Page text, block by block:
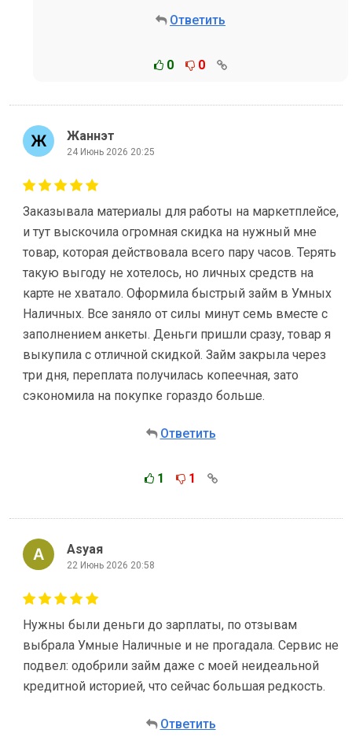
Ответить
0 0
Жаннэт
24 Июнь 2026 20:25
Заказывала материалы для работы на маркетплейсе,
и тут выскочила огромная скидка на нужный мне
товар, которая действовала всего пару часов. Терять
такую выгоду не хотелось, но личных средств на
карте не хватало. Оформила быстрый займ в Умных
Наличных. Все заняло от силы минут семь вместе с
заполнением анкеты. Деньги пришли сразу, товар я
выкупила с отличной скидкой. Займ закрыла через
три дня, переплата получилась копеечная, зато
сэкономила на покупке гораздо больше.
Ответить
1 1
Аsyaя
22 Июнь 2026 20:58
Нужны были деньги до зарплаты, по отзывам
выбрала Умные Наличные и не прогадала. Сервис не
подвел: одобрили займ даже с моей неидеальной
кредитной историей, что сейчас большая редкость.
Ответить